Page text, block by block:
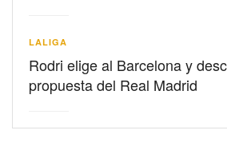
LALIGA
Rodri elige al Barcelona y
propuesta del Real Madrid